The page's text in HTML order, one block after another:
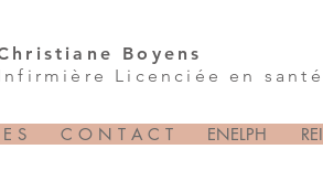
Boyens
Licenciée en
S C O N T A C T ENELPH